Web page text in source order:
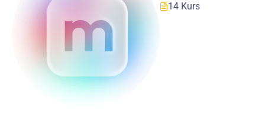
14 Kurs